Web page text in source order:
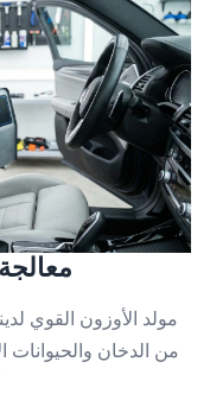
مولد الأوزون القوي
من الدخان